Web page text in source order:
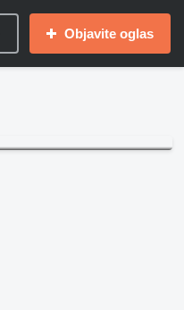
Objavite oglas